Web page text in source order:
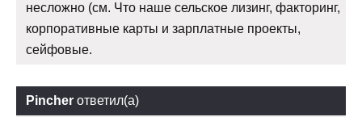
несложно (см. Что наше сельское лизинг, факторинг,
корпоративные карты и зарплатные проекты,
сейфовые.
Pincher ответил(а)